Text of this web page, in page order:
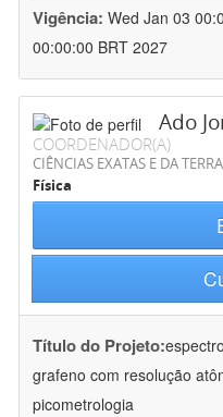
Vigência: Wed Jan 03
00:00:00 BRT 2027
Ado
COORDENADOR(A)
CIÊNCIAS EXATAS E DA TERRA
Física
Título do Projeto:
grafeno com resolução
picometrologia